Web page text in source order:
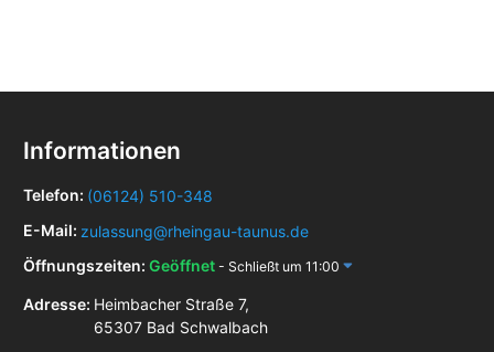
Informationen
Telefon: (06124) 510-348
E-Mail: zulassung@rheingau-taunus.de
Öffnungszeiten: Geöffnet - Schließt um 11:00
Adresse: Heimbacher Straße 7,
65307 Bad Schwalbach